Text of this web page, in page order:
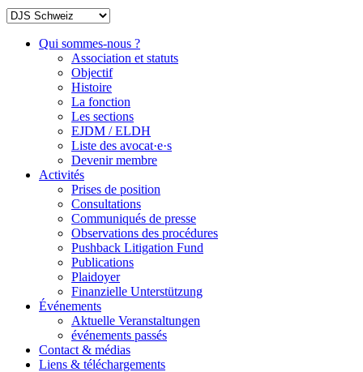
Qui sommes-nous ?
Association et statuts
Objectif
Histoire
La fonction
Les sections
EJDM / ELDH
Liste des avocat·e·s
Devenir membre
Activités
Prises de position
Consultations
Communiqués de presse
Observations des procédures
Pushback Litigation Fund
Publications
Plaidoyer
Finanzielle Unterstützung
Événements
Aktuelle Veranstaltungen
événements passés
Contact & médias
Liens & téléchargements